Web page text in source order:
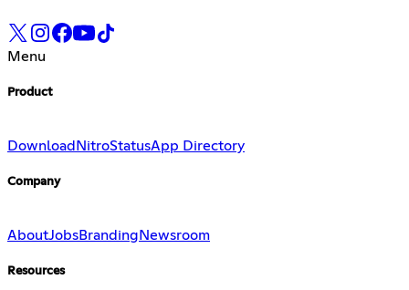
Menu
Product
Download NitroStatusApp Directory
Company
AboutJobsBranding Newsroom
Resources